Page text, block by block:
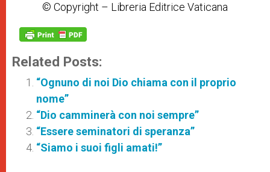
© Copyright – Libreria Editrice Vaticana
Related Posts:
“Ognuno di noi Dio chiama con il proprio
nome”
“Dio camminerà con noi sempre”
“Essere seminatori di speranza”
“Siamo i suoi figli amati!”